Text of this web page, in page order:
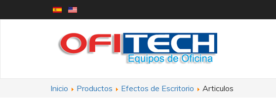
Inicio Productos Efectos de Escritorio Articulos